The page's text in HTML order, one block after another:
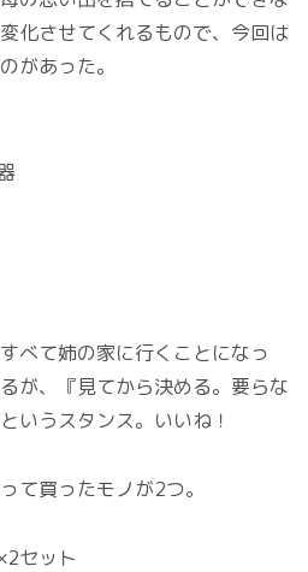
化させてくれるもので、今回は
があった。
べて姉の家に行くことになっ
が、『見てから決める。要らな
いうスタンス。いいね！
て買ったモノが2つ。
セット